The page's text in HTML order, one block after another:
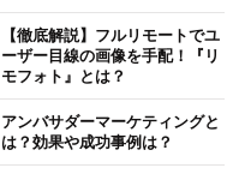
【徹底解説】フルリモートでユ
ーザー目線の画像を手配！『リ
モフォト』とは？
アンバサダーマーケティングと
は？効果や成功事例は？